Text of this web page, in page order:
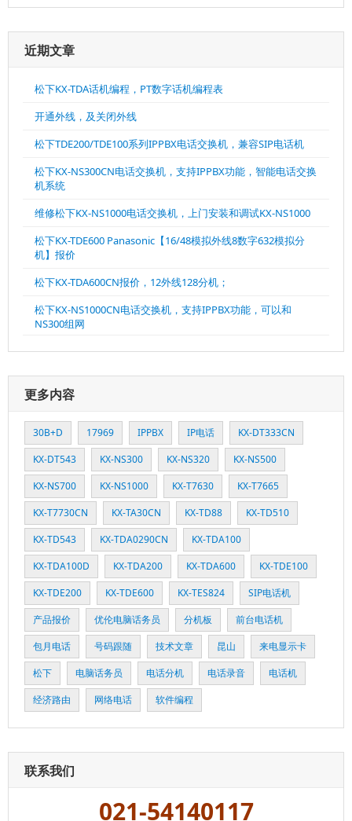
近期文章
松下KX-TDA话机编程，PT数字话机编程表
开通外线，及关闭外线
松下TDE200/TDE100系列IPPBX电话交换机，兼容SIP电话机
松下KX-NS300CN电话交换机，支持IPPBX功能，智能电话交换
机系统
维修松下KX-NS1000电话交换机，上门安装和调试KX-NS1000
松下KX-TDE600 Panasonic【16/48模拟外线8数字632模拟分
机】报价
松下KX-TDA600CN报价，12外线128分机；
松下KX-NS1000CN电话交换机，支持IPPBX功能，可以和
NS300组网
更多内容
30B+D 17969 IPPBX IP电话
KX-DT333CN
KX-DT543
KX-NS300 KX-NS320
KX-NS500
KX-NS700
KX-NS1000 KX-T7630
KX-T7665
KX-T7730CN
KX-TA30CN KX-TD88
KX-TD510
KX-TD543
KX-TDA0290CN
KX-TDA100
KX-TDA100D
KX-TDA200 KX-TDA600
KX-TDE100
KX-TDE200
KX-TDE600 KX-TES824
SIP电话机
产品报价
优伦电脑话务员 分机板
前台电话机
包月电话
号码跟随 技术文章 昆山
来电显示卡
松下
电脑话务员 电话分机 电话录音
电话机
经济路由
网络电话 软件编程
联系我们
021-54140117